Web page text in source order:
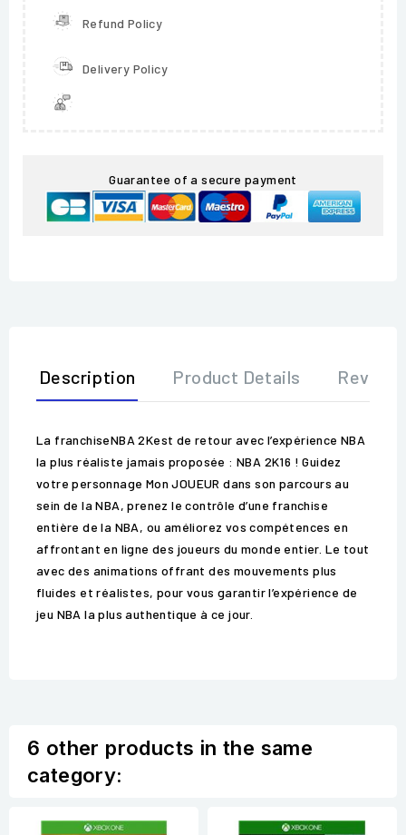
Refund Policy
Delivery Policy
Guarantee of a secure payment
Description Product Details
La franchiseNBA 2Kest de retour avec l’expérience NBA
la plus réaliste jamais proposée : NBA 2K16 ! Guidez
votre personnage Mon JOUEUR dans son parcours au
sein de la NBA, prenez le contrôle d’une franchise
entière de la NBA, ou améliorez vos compétences en
affrontant en ligne des joueurs du monde entier. Le tout
avec des animations offrant des mouvements plus
fluides et réalistes, pour vous garantir l’expérience de
jeu NBA la plus authentique à ce jour.
6 other products in the same
category: